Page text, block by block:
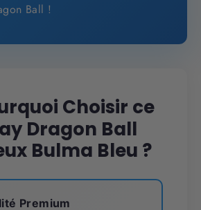
Ball !
Choisir ce
Dragon Ball
Bulma Bleu ?
Premium